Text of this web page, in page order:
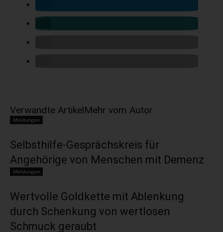
Verwandte ArtikelMehr vom Autor
Meldungen
Selbsthilfe-Gesprächskreis für
Angehörige von Menschen mit Demenz
Meldungen
Wertvolle Goldkette mit Ablenkung
durch Schenkung von wertlosen
Schmuck geraubt